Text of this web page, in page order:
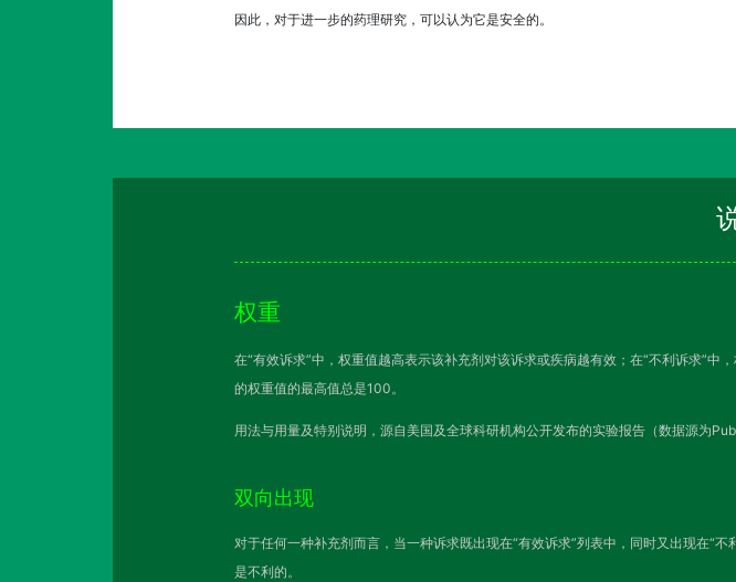
因此，对于进一步的药理研究，可以认为它是安全的。
权重
在“有效诉求”中，权重值越高表示该补充剂对该诉求或疾病越有效；在“不利诉求”
的权重值的最高值总是100。
用法与用量及特别说明，源自美国及全球科研机构公开发布的实验报告（数据源为
双向出现
对于任何一种补充剂而言，当一种诉求既出现在“有效诉求”列表中，同时又出现在“
是不利的。